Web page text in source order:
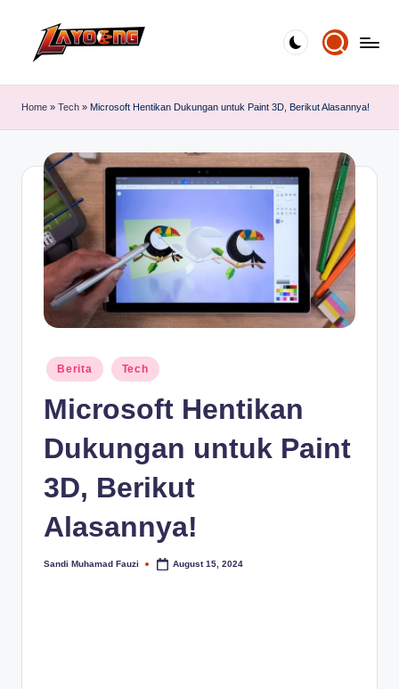
Home » Tech » Microsoft Hentikan Dukungan untuk Paint 3D, Berikut Alasannya!
Posted
in
Berita Tech
Microsoft Hentikan
Dukungan untuk Paint
3D, Berikut
Alasannya!
Posted
Sandi Muhamad Fauzi August 15, 2024